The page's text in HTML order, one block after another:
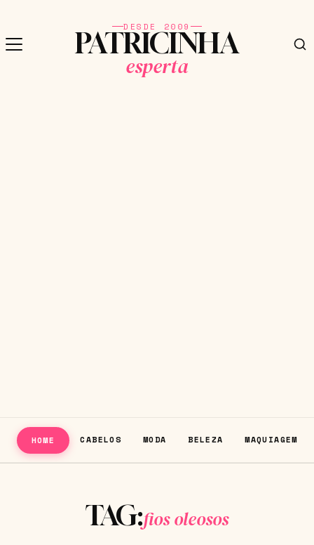
DESDE 2009
PATRICINHA
esperta
HOME CABELOS MODA BELEZA MAQUIAGEM
TAG:fios oleosos